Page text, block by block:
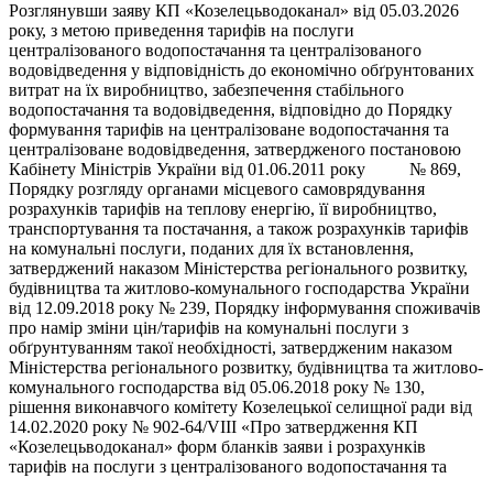
Розглянувши заяву КП «Козелецьводоканал» від 05.03.2026
року, з метою приведення тарифів на послуги
централізованого водопостачання та централізованого
водовідведення у відповідність до економічно обґрунтованих
витрат на їх виробництво, забезпечення стабільного
водопостачання та водовідведення, відповідно до Порядку
формування тарифів на централізоване водопостачання та
централізоване водовідведення, затвердженого постановою
Кабінету Міністрів України від 01.06.2011 року № 869,
Порядку розгляду органами місцевого самоврядування
розрахунків тарифів на теплову енергію, її виробництво,
транспортування та постачання, а також розрахунків тарифів
на комунальні послуги, поданих для їх встановлення,
затверджений наказом Міністерства регіонального розвитку,
будівництва та житлово-комунального господарства України
від 12.09.2018 року № 239, Порядку інформування споживачів
про намір зміни цін/тарифів на комунальні послуги з
обґрунтуванням такої необхідності, затвердженим наказом
Міністерства регіонального розвитку, будівництва та житлово-
комунального господарства від 05.06.2018 року № 130,
рішення виконавчого комітету Козелецької селищної ради від
14.02.2020 року № 902-64/VIII «Про затвердження КП
«Козелецьводоканал» форм бланків заяви і розрахунків
тарифів на послуги з централізованого водопостачання та